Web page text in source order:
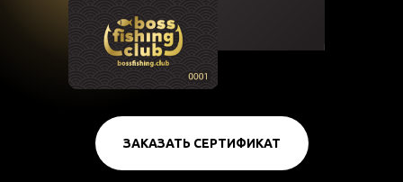
ЗАКАЗАТЬ СЕРТИФИКАТ